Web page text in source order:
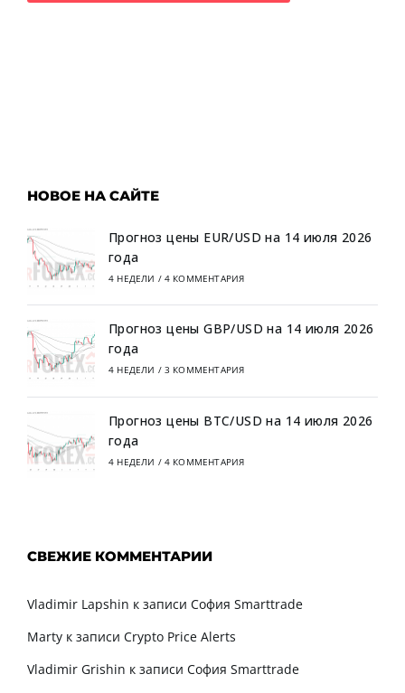
НОВОЕ НА САЙТЕ
Прогноз цены EUR/USD на 14 июля 2026
года
4 НЕДЕЛИ / 4 КОММЕНТАРИЯ
Прогноз цены GBP/USD на 14 июля 2026
года
4 НЕДЕЛИ / 3 КОММЕНТАРИЯ
Прогноз цены BTC/USD на 14 июля 2026
года
4 НЕДЕЛИ / 4 КОММЕНТАРИЯ
СВЕЖИЕ КОММЕНТАРИИ
Vladimir Lapshin к записи София Smarttrade
Marty к записи Crypto Price Alerts
Vladimir Grishin к записи София Smarttrade